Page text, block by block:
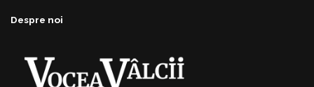
Despre noi